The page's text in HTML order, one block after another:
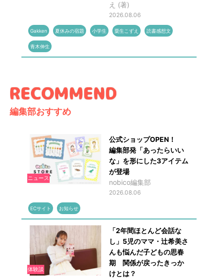
え (著)
2026.08.06
Gakken 夏休みの宿題 小学生 粟生こずえ 読書感想文
青木伸生
編集部おすすめ
ニュース
公式ショップOPEN！
編集部発「あったらいい
な」を形にした3アイテム
が登場
nobico編集部
2026.08.06
ECサイト お知らせ
体験談
「2年間ほとんど会話な
し」5児のママ・辻希美さ
んも悩んだ子どもの思春
期 関係が戻ったきっか
けとは？